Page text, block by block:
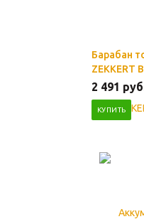
Барабан
ZEKKERT
2 491
КУПИТЬ